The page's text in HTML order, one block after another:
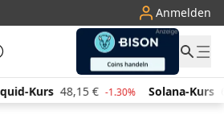
Anmelden
Kurs 48,15 € -1.30% Solana-Kurs